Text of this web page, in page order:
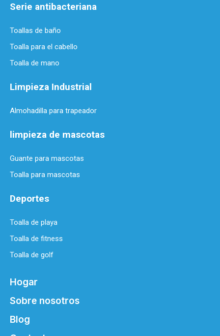
Serie antibacteriana
Toallas de baño
Toalla para el cabello
Toalla de mano
Limpieza Industrial
Almohadilla para trapeador
limpieza de mascotas
Guante para mascotas
Toalla para mascotas
Deportes
Toalla de playa
Toalla de fitness
Toalla de golf
Hogar
Sobre nosotros
Blog